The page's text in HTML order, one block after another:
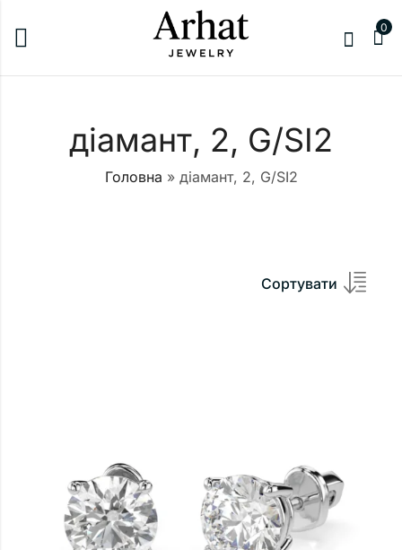
0
діамант, 2, G/SI2
Головна » діамант, 2, G/SI2
Сортувати